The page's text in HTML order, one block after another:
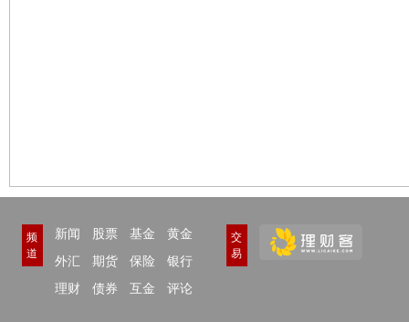
频
道
新闻 股票 基金
黄金
外汇
期货 保险
银行
理财
债券 互金 评论
交
易